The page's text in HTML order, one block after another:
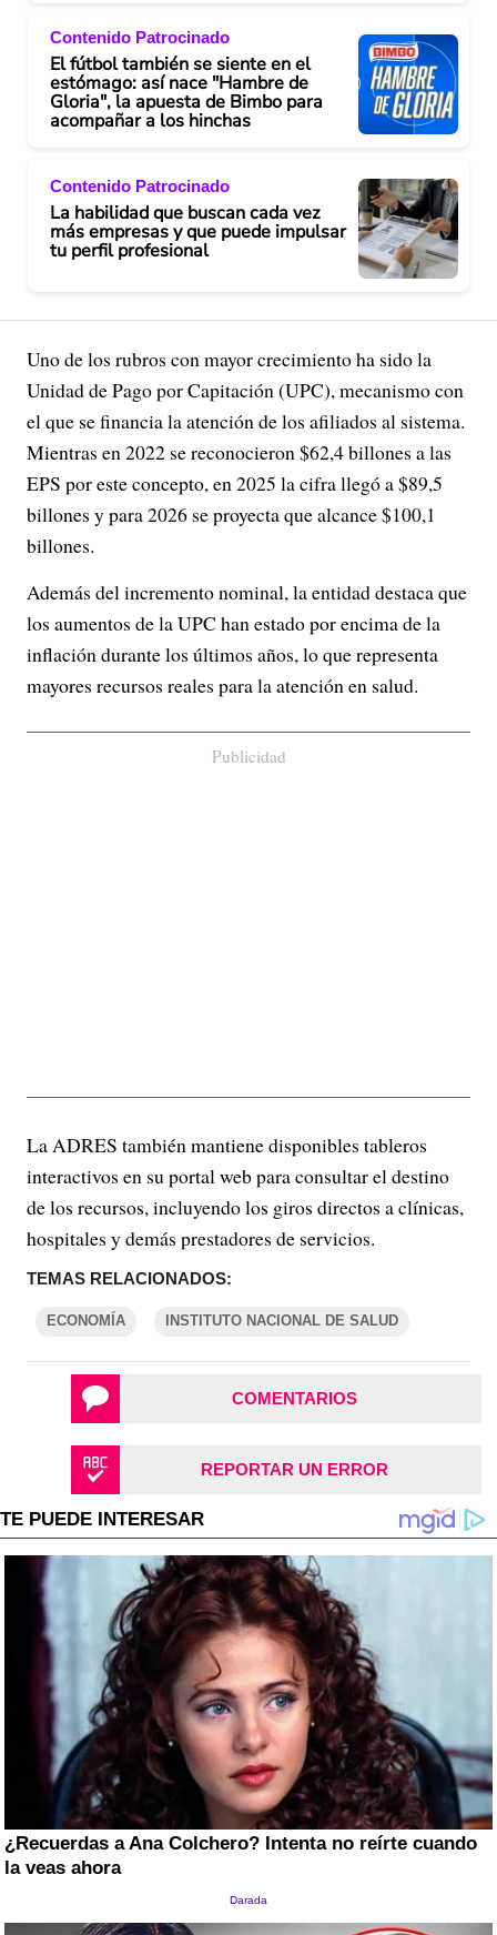
Contenido Patrocinado
El fútbol también se siente en el
estómago: así nace "Hambre de
Gloria", la apuesta de Bimbo para
acompañar a los hinchas
Contenido Patrocinado
La habilidad que buscan cada vez
más empresas y que puede impulsar
tu perfil profesional
Uno de los rubros con mayor crecimiento ha sido la
Unidad de Pago por Capitación (UPC), mecanismo con
el que se financia la atención de los afiliados al sistema.
Mientras en 2022 se reconocieron $62,4 billones a las
EPS por este concepto, en 2025 la cifra llegó a $89,5
billones y para 2026 se proyecta que alcance $100,1
billones.
Además del incremento nominal, la entidad destaca que
los aumentos de la UPC han estado por encima de la
inflación durante los últimos años, lo que representa
mayores recursos reales para la atención en salud.
Publicidad
La ADRES también mantiene disponibles tableros
interactivos en su portal web para consultar el destino
de los recursos, incluyendo los giros directos a clínicas,
hospitales y demás prestadores de servicios.
TEMAS RELACIONADOS:
ECONOMÍA INSTITUTO NACIONAL DE SALUD
COMENTARIOS
REPORTAR UN ERROR